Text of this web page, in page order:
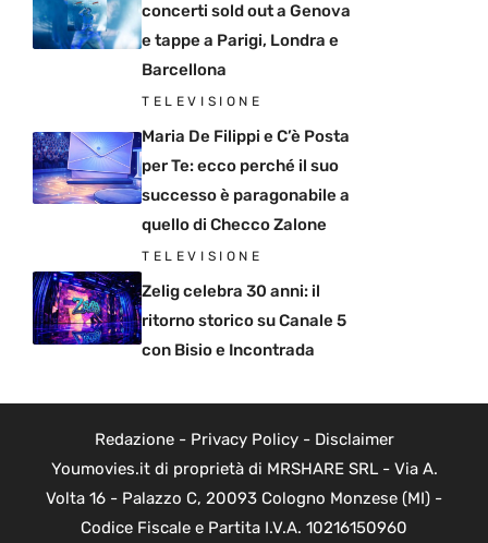
concerti sold out a Genova
e tappe a Parigi, Londra e
Barcellona
TELEVISIONE
Maria De Filippi e C’è Posta
per Te: ecco perché il suo
successo è paragonabile a
quello di Checco Zalone
TELEVISIONE
Zelig celebra 30 anni: il
ritorno storico su Canale 5
con Bisio e Incontrada
Redazione- Privacy Policy- Disclaimer
Youmovies.it di proprietà di MRSHARE SRL - Via A.
Volta 16 - Palazzo C, 20093 Cologno Monzese (MI) -
Codice Fiscale e Partita I.V.A. 10216150960